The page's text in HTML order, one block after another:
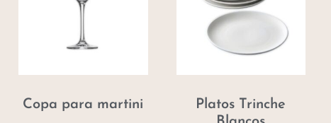
Copa para martini
Platos Trinche